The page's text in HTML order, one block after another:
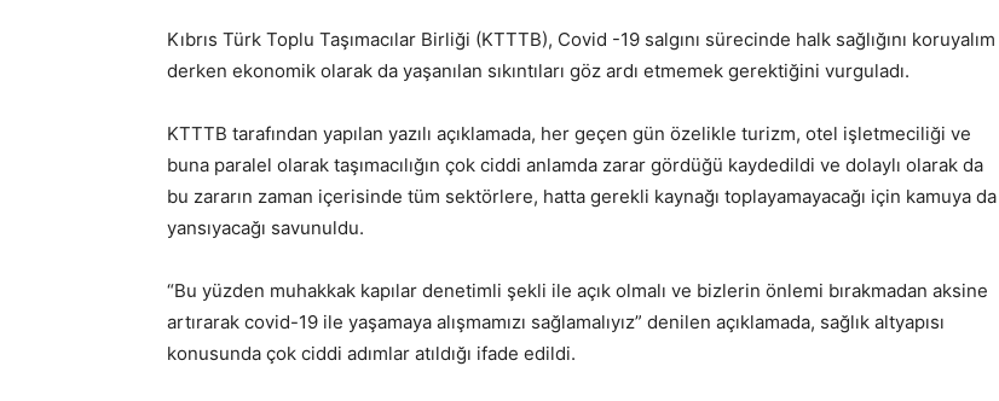
Kıbrıs Türk Toplu Taşımacılar Birliği (KTTTB), Covid -19 salgını sürecinde halk sağlığını koruyalım
derken ekonomik olarak da yaşanılan sıkıntıları göz ardı etmemek gerektiğini vurguladı.
KTTTB tarafından yapılan yazılı açıklamada, her geçen gün özelikle turizm, otel işletmeciliği ve
buna paralel olarak taşımacılığın çok ciddi anlamda zarar gördüğü kaydedildi ve dolaylı olarak da
bu zararın zaman içerisinde tüm sektörlere, hatta gerekli kaynağı toplayamayacağı için kamuya da
yansıyacağı savunuldu.
“Bu yüzden muhakkak kapılar denetimli şekli ile açık olmalı ve bizlerin önlemi bırakmadan aksine
artırarak covid-19 ile yaşamaya alışmamızı sağlamalıyız” denilen açıklamada, sağlık altyapısı
konusunda çok ciddi adımlar atıldığı ifade edildi.